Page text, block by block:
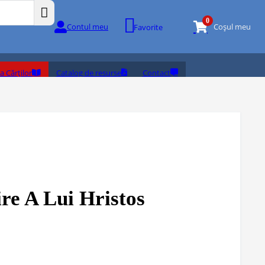
Contul meu Favorite
0
Coșul meu
Cărților Catalog de resurse Contact
A Lui Hristos